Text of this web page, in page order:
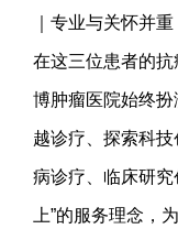
｜专业与关怀并重
在这三位患者的
博肿瘤医院始终
越诊疗、探索科
病诊疗、临床研究
上”的服务理念，